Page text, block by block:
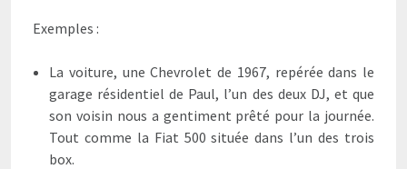
Exemples :
La voiture, une Chevrolet de 1967, repérée dans le
garage résidentiel de Paul, l’un des deux DJ, et que
son voisin nous a gentiment prêté pour la journée.
Tout comme la Fiat 500 située dans l’un des trois
box.